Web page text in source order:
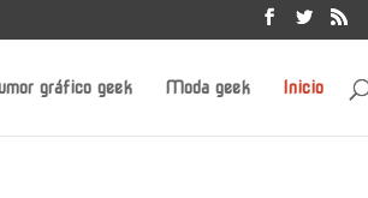
gráfico geek Moda geek Inicio